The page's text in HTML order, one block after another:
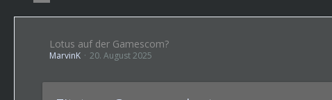
Lotus auf der Gamescom?
MarvinK 20. August 2025